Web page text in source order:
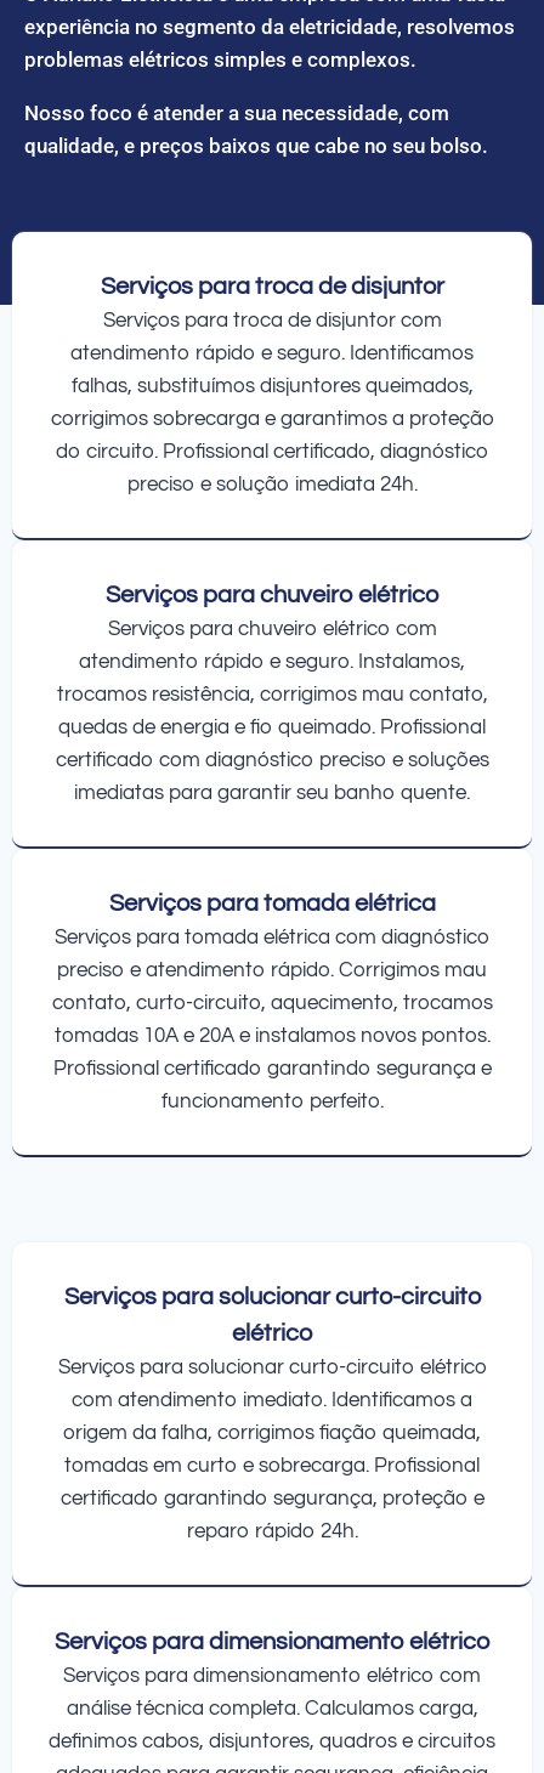
experiência no segmento da eletricidade, resolvemos
problemas elétricos simples e complexos.
Nosso foco é atender a sua necessidade, com
qualidade, e preços baixos que cabe no seu bolso.
Serviços para troca de disjuntor
Serviços para troca de disjuntor com
atendimento rápido e seguro. Identificamos
falhas, substituímos disjuntores queimados,
corrigimos sobrecarga e garantimos a proteção
do circuito. Profissional certificado, diagnóstico
preciso e solução imediata 24h.
Serviços para chuveiro elétrico
Serviços para chuveiro elétrico com
atendimento rápido e seguro. Instalamos,
trocamos resistência, corrigimos mau contato,
quedas de energia e fio queimado. Profissional
certificado com diagnóstico preciso e soluções
imediatas para garantir seu banho quente.
Serviços para tomada elétrica
Serviços para tomada elétrica com diagnóstico
preciso e atendimento rápido. Corrigimos mau
contato, curto-circuito, aquecimento, trocamos
tomadas 10A e 20A e instalamos novos pontos.
Profissional certificado garantindo segurança e
funcionamento perfeito.
Serviços para solucionar curto-circuito
elétrico
Serviços para solucionar curto-circuito elétrico
com atendimento imediato. Identificamos a
origem da falha, corrigimos fiação queimada,
tomadas em curto e sobrecarga. Profissional
certificado garantindo segurança, proteção e
reparo rápido 24h.
Serviços para dimensionamento elétrico
Serviços para dimensionamento elétrico com
análise técnica completa. Calculamos carga,
definimos cabos, disjuntores, quadros e circuitos